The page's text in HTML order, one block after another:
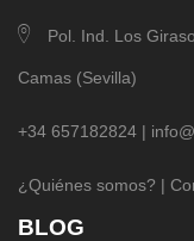
Pol. Ind. Los
Camas (Sevilla)
+34 657182824 |
¿Quiénes somos? |
BLOG